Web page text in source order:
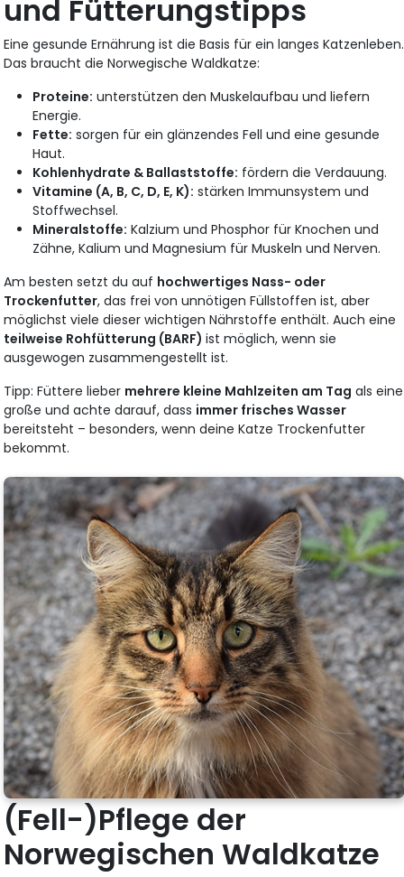
und Fütterungstipps
Eine gesunde Ernährung ist die Basis für ein langes Katzenleben.
Das braucht die Norwegische Waldkatze:
Proteine: unterstützen den Muskelaufbau und liefern
Energie.
Fette: sorgen für ein glänzendes Fell und eine gesunde
Haut.
Kohlenhydrate & Ballaststoffe: fördern die Verdauung.
Vitamine (A, B, C, D, E, K): stärken Immunsystem und
Stoffwechsel.
Mineralstoffe: Kalzium und Phosphor für Knochen und
Zähne, Kalium und Magnesium für Muskeln und Nerven.
Am besten setzt du auf hochwertiges Nass- oder
Trockenfutter, das frei von unnötigen Füllstoffen ist, aber
möglichst viele dieser wichtigen Nährstoffe enthält. Auch eine
teilweise Rohfütterung (BARF)ist möglich, wenn sie
ausgewogen zusammengestellt ist.
Tipp: Füttere lieber mehrere kleine Mahlzeiten am Tag als eine
große und achte darauf, dass immer frisches Wasser
bereitsteht – besonders, wenn deine Katze Trockenfutter
bekommt.
(Fell-)Pflege der
Norwegischen Waldkatze